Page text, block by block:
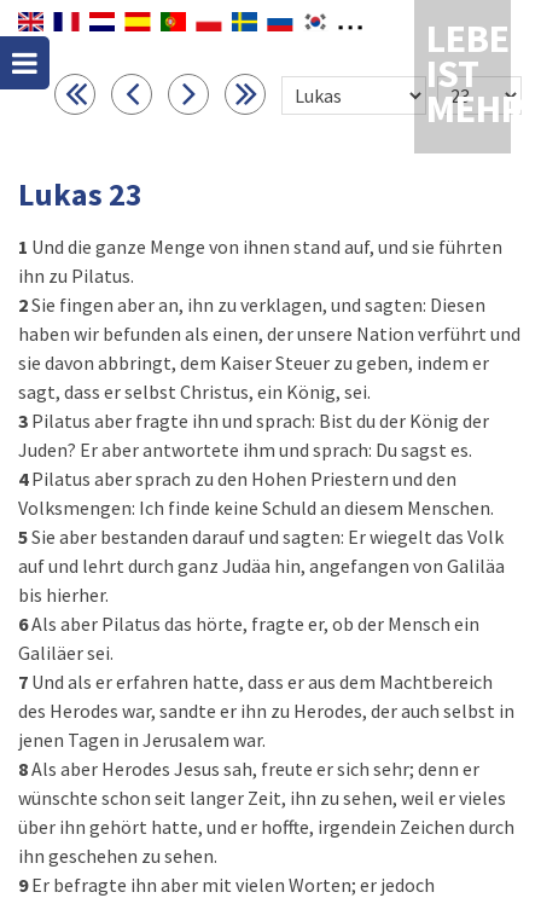
LEBEN
IST
MEHR
Lukas 23
1 Und die ganze Menge von ihnen stand auf, und sie führten
ihn zu Pilatus.
2Sie fingen aber an, ihn zu verklagen, und sagten: Diesen
haben wir befunden als einen, der unsere Nation verführt und
sie davon abbringt, dem Kaiser Steuer zu geben, indem er
sagt, dass er selbst Christus, ein König, sei.
3 Pilatus aber fragte ihn und sprach: Bist du der König der
Juden? Er aber antwortete ihm und sprach: Du sagst es.
4 Pilatus aber sprach zu den Hohen Priestern und den
Volksmengen: Ich finde keine Schuld an diesem Menschen.
5Sie aber bestanden darauf und sagten: Er wiegelt das Volk
auf und lehrt durch ganz Judäa hin, angefangen von Galiläa
bis hierher.
6Als aber Pilatus das hörte, fragte er, ob der Mensch ein
Galiläer sei.
7 Und als er erfahren hatte, dass er aus dem Machtbereich
des Herodes war, sandte er ihn zu Herodes, der auch selbst in
jenen Tagen in Jerusalem war.
8Als aber Herodes Jesus sah, freute er sich sehr; denn er
wünschte schon seit langer Zeit, ihn zu sehen, weil er vieles
über ihn gehört hatte, und er hoffte, irgendein Zeichen durch
ihn geschehen zu sehen.
9 Er befragte ihn aber mit vielen Worten; er jedoch